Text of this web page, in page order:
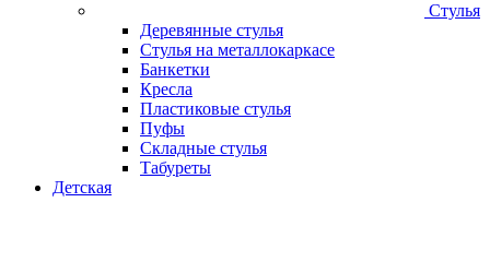
Стулья
Деревянные стулья
Стулья на металлокаркасе
Банкетки
Кресла
Пластиковые стулья
Пуфы
Складные стулья
Табуреты
Детская